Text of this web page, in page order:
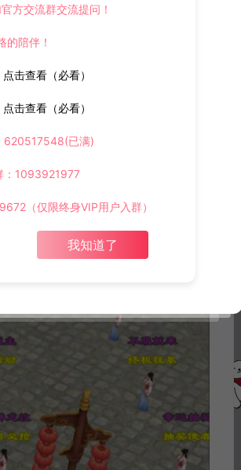
方交流群交流提问！
的陪伴！
点击查看（必看）
点击查看（必看）
620517548(已满)
1093921977
（仅限终身VIP用户入群）
我知道了